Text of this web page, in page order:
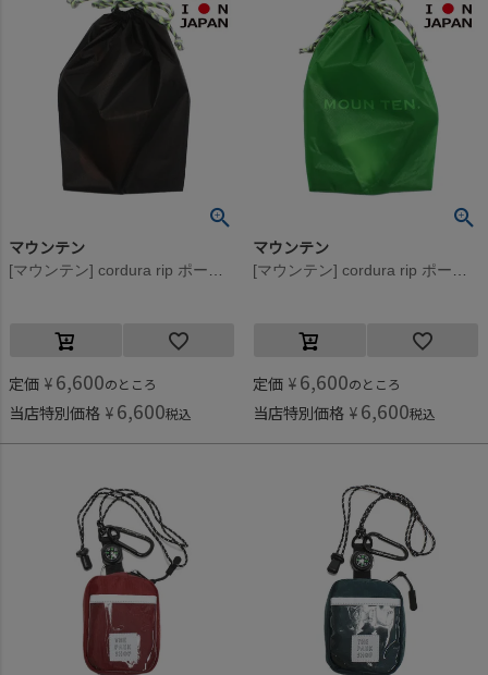
マウンテン
定価 ¥ 6,600のところ
当店特別価格 ¥ 6,600税込
マウンテン
定価 ¥ 6,600のところ
当店特別価格 ¥ 6,600税込